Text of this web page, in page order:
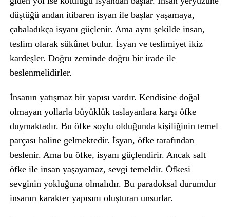
düştüğü andan itibaren isyan ile başlar yaşamaya,
çabaladıkça isyanı güçlenir. Ama aynı şekilde insan,
teslim olarak sükûnet bulur. İsyan ve teslimiyet ikiz
kardeşler. Doğru zeminde doğru bir irade ile
beslenmelidirler.
İnsanın yatışmaz bir yapısı vardır. Kendisine doğal
olmayan yollarla büyüklük taslayanlara karşı öfke
duymaktadır. Bu öfke soylu olduğunda kişiliğinin temel
parçası haline gelmektedir. İsyan, öfke tarafından
beslenir. Ama bu öfke, isyanı güçlendirir. Ancak salt
öfke ile insan yaşayamaz, sevgi temeldir. Öfkesi
sevginin yokluğuna olmalıdır. Bu paradoksal durumdur
insanın karakter yapısını oluşturan unsurlar.